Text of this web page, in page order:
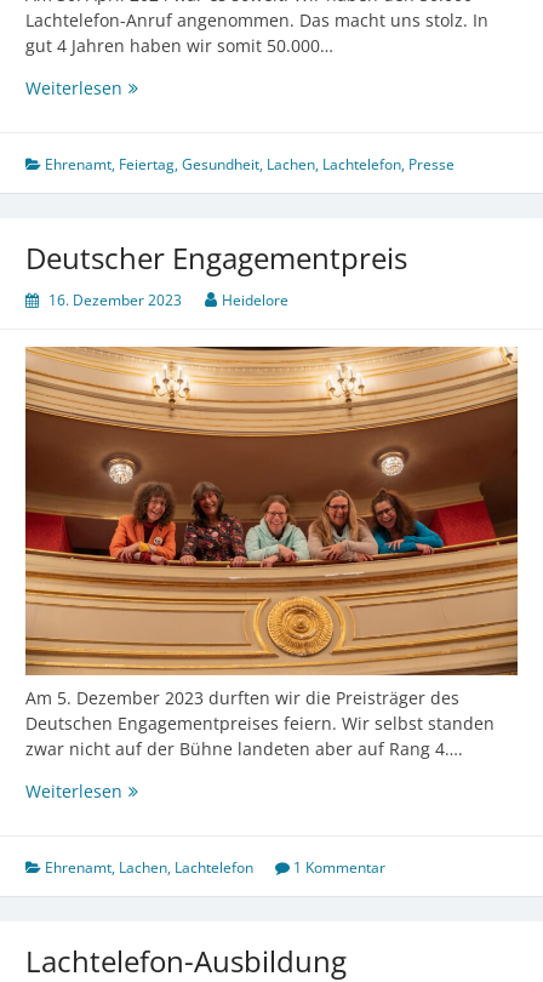
Lachtelefon-Anruf angenommen. Das macht uns stolz. In
gut 4 Jahren haben wir somit 50.000…
Weiterlesen Der
Anruf
Ehrenamt, Feiertag,Gesundheit, Lachen, Lachtelefon, Presse
Deutscher Engagementpreis
16. Dezember 2023 Heidelore
Am 5. Dezember 2023 durften wir die Preisträger des
Deutschen Engagementpreises feiern. Wir selbst standen
zwar nicht auf der Bühne landeten aber auf Rang 4….
Weiterlesen Deutscher
Ehrenamt, Lachen, Lachtelefon 1 Kommentar
Lachtelefon-Ausbildung